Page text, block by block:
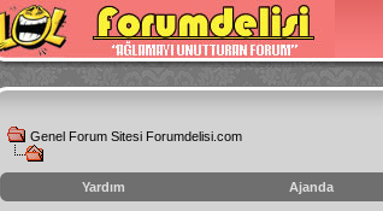
Genel Forum Sitesi Forumdelisi.com
Yardım
Ajanda